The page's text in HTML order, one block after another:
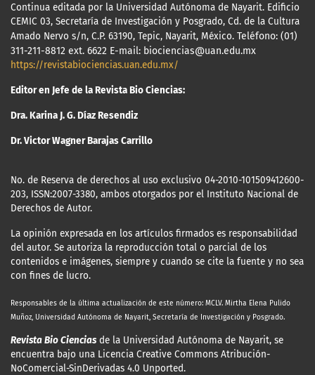
Continua editada por la Universidad Autónoma de Nayarit. Edificio
CEMIC 03, Secretaría de Investigación y Posgrado, Cd. de la Cultura
Amado Nervo s/n, C.P. 63190, Tepic, Nayarit, México. Teléfono: (01)
311-211-8812 ext. 6622 E-mail: biociencias@uan.edu.mx
https://revistabiociencias.uan.edu.mx/
Editor en Jefe de la Revista Bio Ciencias:
Dra. Karina J. G. Díaz Resendiz
Dr. Victor Wagner Barajas Carrillo
No. de Reserva de derechos al uso exclusivo 04-2010-101509412600-
203, ISSN:2007-3380, ambos otorgados por el Instituto Nacional de
Derechos de Autor.
La opinión expresada en los artículos firmados es responsabilidad
del autor. Se autoriza la reproducción total o parcial de los
contenidos e imágenes, siempre y cuando se cite la fuente y no sea
con fines de lucro.
Responsables de la última actualización de este número: MCLV. Mirtha Elena Pulido
Muñoz, Universidad Autónoma de Nayarit, Secretaría de Investigación y Posgrado.
Revista Bio Ciencias de la Universidad Autónoma de Nayarit, se
encuentra bajo una Licencia Creative Commons Atribución-
NoComercial-SinDerivadas 4.0 Unported.